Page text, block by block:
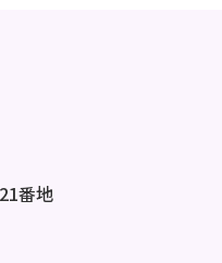
番地